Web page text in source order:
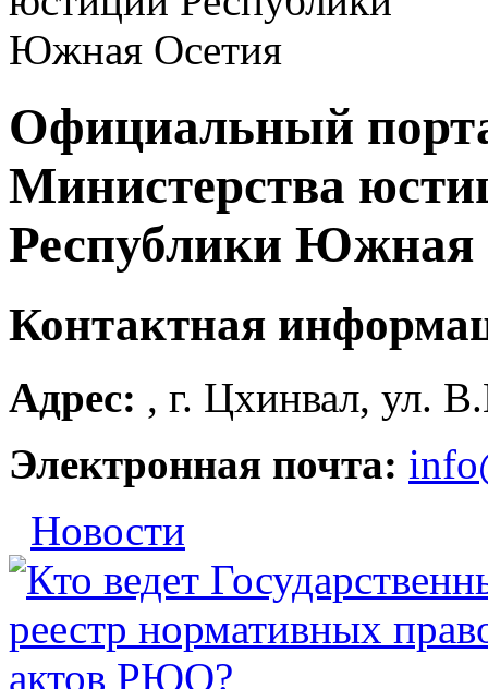
Официальный
Министерства
Республики Южная
Контактная
Адрес: , г. Цхинвал, ул.
Электронная почта:
Новости